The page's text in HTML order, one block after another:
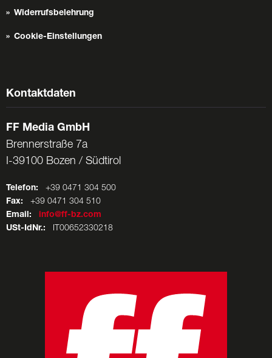
Widerrufsbelehrung
Cookie-Einstellungen
Kontaktdaten
FF Media GmbH
Brennerstraße 7a
I-39100 Bozen / Südtirol
Telefon: +39 0471 304 500
Fax: +39 0471 304 510
Email:
info@ff-bz.com
USt-IdNr.: IT00652330218